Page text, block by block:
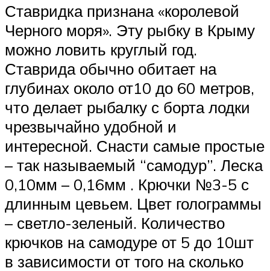
Ставридка признана «королевой
Черного моря». Эту рыбку в Крыму
можно ловить круглый год.
Ставрида обычно обитает на
глубинах около от10 до 60 метров,
что делает рыбалку с борта лодки
чрезвычайно удобной и
интересной. Снасти самые простые
– так называемый “самодур”. Леска
0,10мм – 0,16мм . Крючки №3-5 с
длинным цевьем. Цвет голограммы
– светло-зеленый. Количество
крючков на самодуре от 5 до 10шт
в зависимости от того на сколько